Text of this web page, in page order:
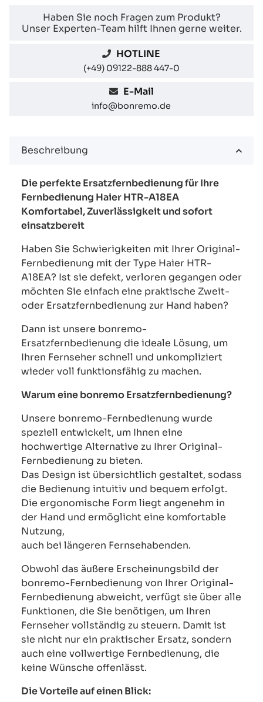
Haben Sie noch Fragen zum Produkt?
Unser Experten-Team hilft Ihnen gerne weiter.
HOTLINE
(+49) 09122-888 447-0
E-Mail
info@bonremo.de
Beschreibung
Die perfekte Ersatzfernbedienung für Ihre
Fernbedienung Haier HTR-A18EA
Komfortabel, Zuverlässigkeit und sofort
einsatzbereit
Haben Sie Schwierigkeiten mit Ihrer Original-
Fernbedienung mit der Type Haier HTR-
A18EA? Ist sie defekt, verloren gegangen oder
möchten Sie einfach eine praktische Zweit-
oder Ersatzfernbedienung zur Hand haben?
Dann ist unsere bonremo-
Ersatzfernbedienung die ideale Lösung, um
Ihren Fernseher schnell und unkompliziert
wieder voll funktionsfähig zu machen.
Warum eine bonremo Ersatzfernbedienung?
Unsere bonremo-Fernbedienung wurde
speziell entwickelt, um Ihnen eine
hochwertige Alternative zu Ihrer Original-
Fernbedienung zu bieten.
Das Design ist übersichtlich gestaltet, sodass
die Bedienung intuitiv und bequem erfolgt.
Die ergonomische Form liegt angenehm in
der Hand und ermöglicht eine komfortable
Nutzung,
auch bei längeren Fernsehabenden.
Obwohl das äußere Erscheinungsbild der
bonremo-Fernbedienung von Ihrer Original-
Fernbedienung abweicht, verfügt sie über alle
Funktionen, die Sie benötigen, um Ihren
Fernseher vollständig zu steuern. Damit ist
sie nicht nur ein praktischer Ersatz, sondern
auch eine vollwertige Fernbedienung, die
keine Wünsche offenlässt.
Die Vorteile auf einen Blick: